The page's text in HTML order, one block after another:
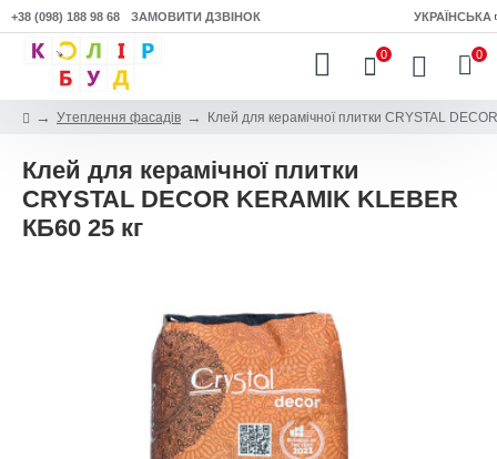
+38 (098) 188 98 68 ЗАМОВИТИ ДЗВІНОК УКРАЇНСЬКА
0 0
Утеплення фасадів Клей для керамічної плитки CRYSTAL
Клей для керамічної плитки
CRYSTAL DECOR KERAMIK KLEBER
КБ60 25 кг